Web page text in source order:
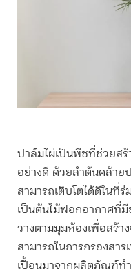
ปาล์มไผ่เป็นพืชที่ช่วยส
อย่างดี ด้วยลำต้นคล้าย
สามารถเติบโตได้ดีในที่
เป็นต้นไม้ฟอกอากาศที่มี
วางตามมุมห้องเพื่อสร้า
สามารถในการกรองสา
เปื้อนมาจากผลิตภัณฑ์ท